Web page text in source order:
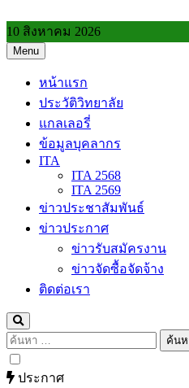
to
content
10 สิงหาคม 2026
Menu
หน้าแรก
ประวัติวิทยาลัย
แกลเลอรี่
ข้อมูลบุคลากร
ITA
ITA 2568
ITA 2569
ข่าวประชาสัมพันธ์
ข่าวประกาศ
ข่าวรับสมัครงาน
ข่าวจัดซื้อจัดจ้าง
ติดต่อเรา
ค้นหา
สำหรับ:
ประกาศ